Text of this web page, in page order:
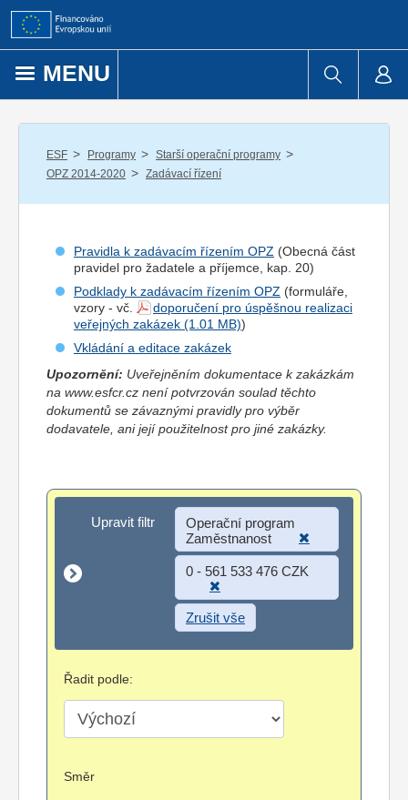
Přejít k obsahu
MENU
ESF / Programy / Starší operační programy /
OPZ 2014-2020 / Zadávací řízení
Pravidla k zadávacím řízením OPZ (Obecná část
pravidel pro žadatele a příjemce , kap. 20)
Podklady k zadávacím řízením OPZ (formuláře,
vzory - vč.
doporučení pro úspěšnou realizaci
veřejných zakázek
)
Vkládání a editace zakázek
Upozornění: Uveřejněním dokumentace k zakázkám
na www.esfcr.cz není potvrzován soulad těchto
dokumentů se závaznými pravidly pro výběr
dodavatele, ani její použitelnost pro jiné zakázky.
Upravit filtr
Upravit filtr
Operační program
Zaměstnanost
0 - 561 533 476 CZK
Zrušit vše
Řadit podle:
Směr